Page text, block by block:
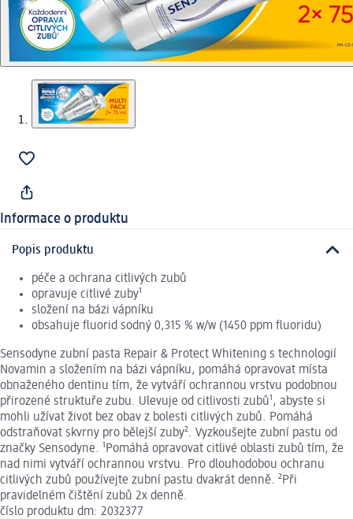
Informace o produktu
Popis produktu
péče a ochrana citlivých zubů
opravuje citlivé zuby¹
složení na bázi vápníku
obsahuje fluorid sodný 0,315 % w/w (1450 ppm fluoridu)
Sensodyne zubní pasta Repair & Protect Whitening s technologií
Novamin a složením na bázi vápníku, pomáhá opravovat místa
obnaženého dentinu tím, že vytváří ochrannou vrstvu podobnou
přirozené struktuře zubu. Ulevuje od citlivosti zubů¹, abyste si
mohli užívat život bez obav z bolesti citlivých zubů. Pomáhá
odstraňovat skvrny pro bělejší zuby². Vyzkoušejte zubní pastu od
značky Sensodyne. ¹Pomáhá opravovat citlivé oblasti zubů tím, že
nad nimi vytváří ochrannou vrstvu. Pro dlouhodobou ochranu
citlivých zubů používejte zubní pastu dvakrát denně. ²Při
pravidelném čištění zubů 2x denně.
číslo produktu dm: 2032377